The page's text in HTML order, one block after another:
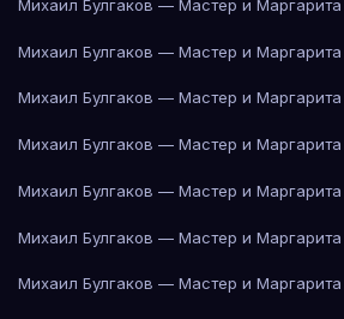
Михаил Булгаков — Мастер и Маргарита
Михаил Булгаков — Мастер и Маргарита
Михаил Булгаков — Мастер и Маргарита
Михаил Булгаков — Мастер и Маргарита
Михаил Булгаков — Мастер и Маргарита
Михаил Булгаков — Мастер и Маргарита
Михаил Булгаков — Мастер и Маргарита